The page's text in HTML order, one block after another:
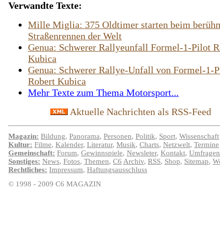
Verwandte Texte:
Mille Miglia: 375 Oldtimer starten beim
Straßenrennen der Welt
Genua: Schwerer Rallyeunfall Formel-1-Pilot
Kubica
Genua: Schwerer Rallye-Unfall von Formel-1-
Robert Kubica
Mehr Texte zum Thema Motorsport...
Aktuelle Nachrichten als RSS-Feed
Magazin: Bildung, Panorama, Personen, Politik, Sport, Wissenschaft
Kultur: Filme, Kalender, Literatur, Musik, Charts, Netzwelt, Termine
Gemeinschaft: Forum, Gewinnspiele, Newsleter, Kontakt, Umfragen
Sonstiges: News, Fotos, Themen, C6 Archiv, RSS, Shop, Sitemap,
Rechtliches: Impressum, Haftungsausschluss
© 1998 - 2009 C6 MAGAZIN